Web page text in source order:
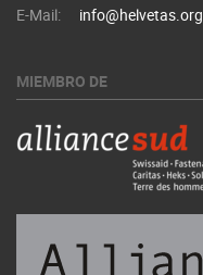
E-Mail:
info@helvetas.org
MIEMBRO DE